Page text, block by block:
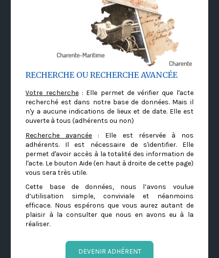
RECHERCHE OU RECHERCHE AVANCÉE
Votre recherche: Elle permet de vérifier que l'acte
recherché est dans notre base de données. Mais il
n'y a aucune indications de lieux et de date. Elle est
ouverte à tous (adhérents ou non)
Recherche avancée : Elle est réservée à nos
adhérents. Il est nécessaire de s'identifier. Elle
permet d'avoir accès à la totalité des information de
l'acte. Le bouton Aide (en haut à droite de cette page)
vous sera très utile.
Cette base de données, nous l’avons voulue
d’utilisation simple, conviviale et néanmoins
efficace. Nous espérons que vous aurez autant de
plaisir à la consulter que nous en avons eu à la
réaliser.
DEVENIR ADHÉRENT